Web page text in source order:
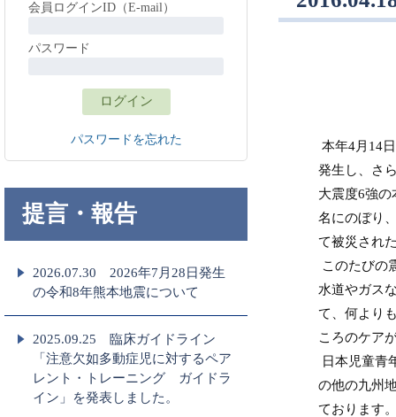
本年4月14
発生し、さ
大震度6強
名にのぼり
て被災され
このたびの
水道やガス
て、何より
ころのケア
日本児童青
の他の九州
ております
会員ログインID（E-mail）
パスワード
パスワードを忘れた
提言・報告
2026.07.30 2026年7月28日発生
の令和8年熊本地震について
2025.09.25 臨床ガイドライン
「注意欠如多動症児に対するペア
レント・トレーニング ガイドラ
イン」を発表しました。